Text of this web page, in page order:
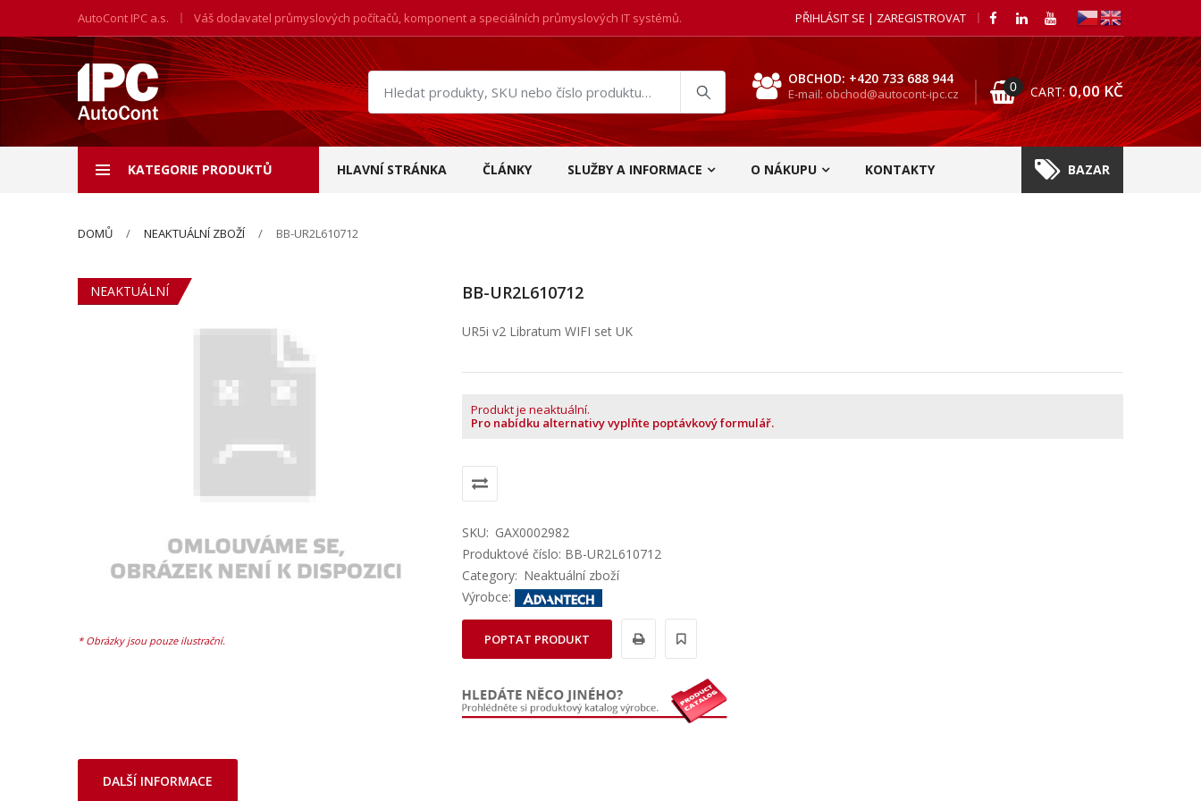
AutoCont IPC a.s. Váš dodavatel průmyslových počítačů, komponent a speciálních průmyslových IT systémů. PŘIHLÁSIT SE | ZAREGISTROVAT
Hledat
produkty
OBCHOD: +420 733 688 944
E-mail: obchod@autocont-ipc.cz 0 CART: 0,00KČ
KATEGORIE PRODUKTŮ HLAVNÍ STRÁNKA ČLÁNKY SLUŽBY A INFORMACE O NÁKUPU KONTAKTY BAZAR
DOMŮ NEAKTUÁLNÍ ZBOŽÍ BB-UR2L610712
NEAKTUÁLNÍ BB-UR2L610712
UR5i v2 Libratum WIFI set UK
Produkt je neaktuální.
Pro nabídku alternativy vyplňte poptávkový formulář.
SKU: GAX0002982
Produktové číslo: BB-UR2L610712
Category: Neaktuální zboží
Výrobce:
POPTAT PRODUKT
DALŠÍ INFORMACE